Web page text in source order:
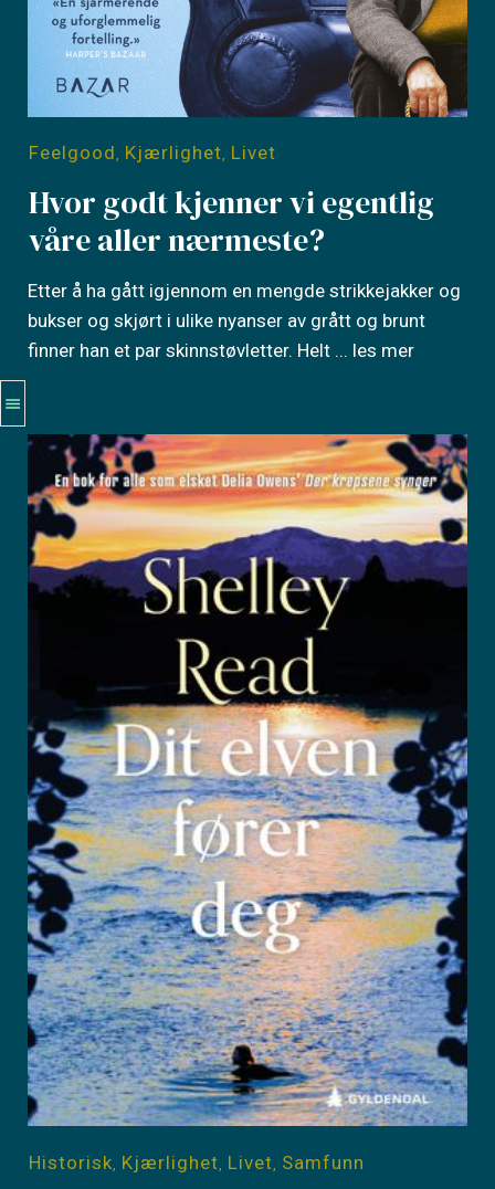
Feelgood, Kjærlighet, Livet
Hvor godt kjenner vi egentlig
våre aller nærmeste?
Etter å ha gått igjennom en mengde strikkejakker og
bukser og skjørt i ulike nyanser av grått og brunt
finner han et par skinnstøvletter. Helt ... les mer
Historisk Kjærlighet Livet Samfunn